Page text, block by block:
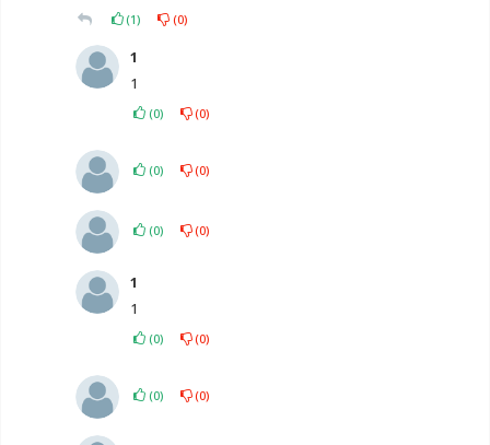
(1) (0)
1
1
(0) (0)
(0) (0)
(0) (0)
1
1
(0) (0)
(0) (0)